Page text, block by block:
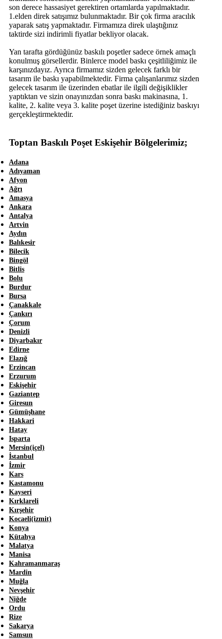
son derece hassasiyet gerektiren ortamlarda yapılmaktadır.
1.elden direk satışımız bulunmaktadır. Bir çok firma aracılık
yaparak satış yapmaktadır. Firmamıza direk ulaştığınız
taktirde sizi indirimli fiyatlar bekliyor olacak.
Yan tarafta gördüğünüz baskılı poşetler sadece örnek amaçlı
konulmuş görsellerdir. Binlerce model baskı çeşitliliğimiz ile
karşınızdayız. Ayrıca firmamız sizden gelecek farklı bir
tasarım ile baskı yapabilmektedir. Firma çalışanlarımız sizden
gelecek tasarım ile üzerinden ebatlar ile ilgili değişiklikler
yaptıktan ve sizin onayınızdan sonra baskı makinasına, 1.
kalite, 2. kalite veya 3. kalite poşet üzerine istediğiniz baskıyı
gerçekleştirmektedir.
Toptan Baskılı Poşet Eskişehir Bölgelerimiz;
Adana
Adıyaman
Afyon
Ağrı
Amasya
Ankara
Antalya
Artvin
Aydın
Balıkesir
Bilecik
Bingöl
Bitlis
Bolu
Burdur
Bursa
Çanakkale
Çankırı
Çorum
Denizli
Diyarbakır
Edirne
Elazığ
Erzincan
Erzurum
Eskişehir
Gaziantep
Giresun
Gümüşhane
Hakkari
Hatay
Isparta
Mersin(içel)
İstanbul
İzmir
Kars
Kastamonu
Kayseri
Kırklareli
Kırşehir
Kocaeli(izmit)
Konya
Kütahya
Malatya
Manisa
Kahramanmaraş
Mardin
Muğla
Nevşehir
Niğde
Ordu
Rize
Sakarya
Samsun